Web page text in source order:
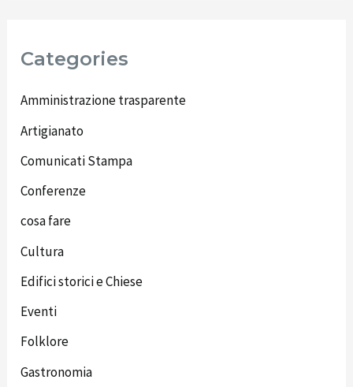
Categories
Amministrazione trasparente
Artigianato
Comunicati Stampa
Conferenze
cosa fare
Cultura
Edifici storici e Chiese
Eventi
Folklore
Gastronomia